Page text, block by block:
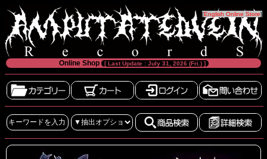
[English Online Store]
Online Shop [ Last Update : July 31, 2026 (Fri.) ]